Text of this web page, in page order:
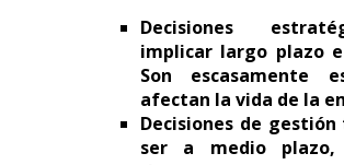
Decisiones
implicar largo plazo
Son escasamente
afectan la vida de la
Decisiones de
ser a medio plazo,